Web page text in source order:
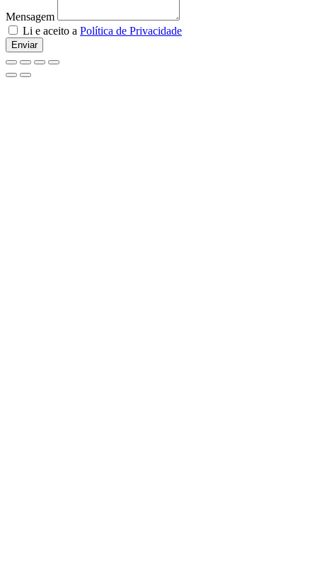
Mensagem
Li e aceito a Política de Privacidade
Enviar